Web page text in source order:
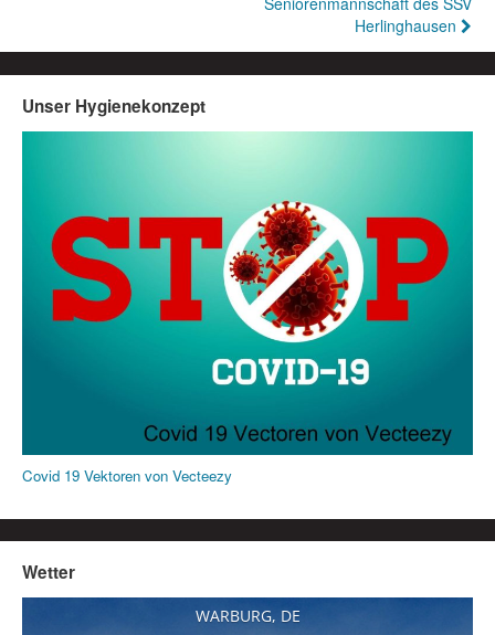
Herlinghausen
Unser Hygienekonzept
Covid 19 Vektoren von Vecteezy
Wetter
WARBURG, DE